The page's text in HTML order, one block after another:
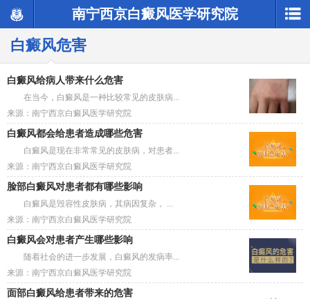
南宁西京白癜风医学研究院
白癜风危害
白癜风给病人带来什么危害
在当今，白癜风是一种比较常见的皮肤病...
来源：南宁西京白癜风医学研究院
白癜风都会给患者造成哪些危害
白癜风是现在非常常见的皮肤病，对患者...
来源：南宁西京白癜风医学研究院
脸部白癜风对患者都有哪些影响
白癜风是毁容性皮肤病，其病因复杂， ...
来源：南宁西京白癜风医学研究院
白癜风会对患者产生哪些影响
随着社会的进一步发展，白癜风的发病率...
来源：南宁西京白癜风医学研究院
面部白癜风给患者带来的危害